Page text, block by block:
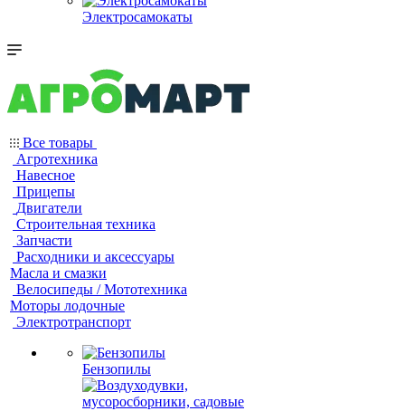
Электросамокаты
Все товары
Агротехника
Навесное
Прицепы
Двигатели
Строительная техника
Запчасти
Расходники и аксессуары
Масла и смазки
Велосипеды / Мототехника
Моторы лодочные
Электротранспорт
Бензопилы